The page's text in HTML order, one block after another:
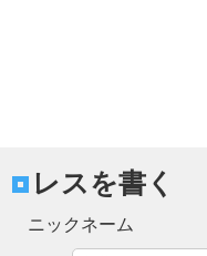
レスを書く
ニックネーム